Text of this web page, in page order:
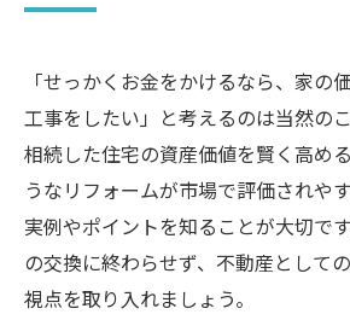
「せっかくお金をかけるなら、家の
工事をしたい」と考えるのは当然の
相続した住宅の資産価値を賢く高め
うなリフォームが市場で評価されや
実例やポイントを知ることが大切で
の交換に終わらせず、不動産として
視点を取り入れましょう。